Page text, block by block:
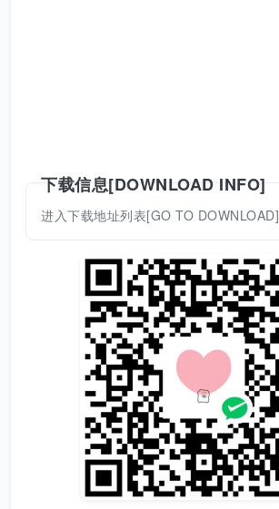
下载信息[DOWNLOAD INFO]
进入下载地址列表[GO TO DOWNLOAD]